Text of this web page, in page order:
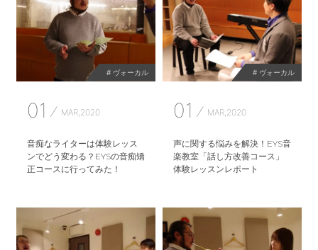
# ヴォーカル
01 MAR,2020
音痴なライターは体験レッス
ンでどう変わる？EYSの音痴矯
正コースに行ってみた！
# ヴォーカル
01 MAR,2020
声に関する悩みを解決！EYS音
楽教室「話し方改善コース」
体験レッスンレポート